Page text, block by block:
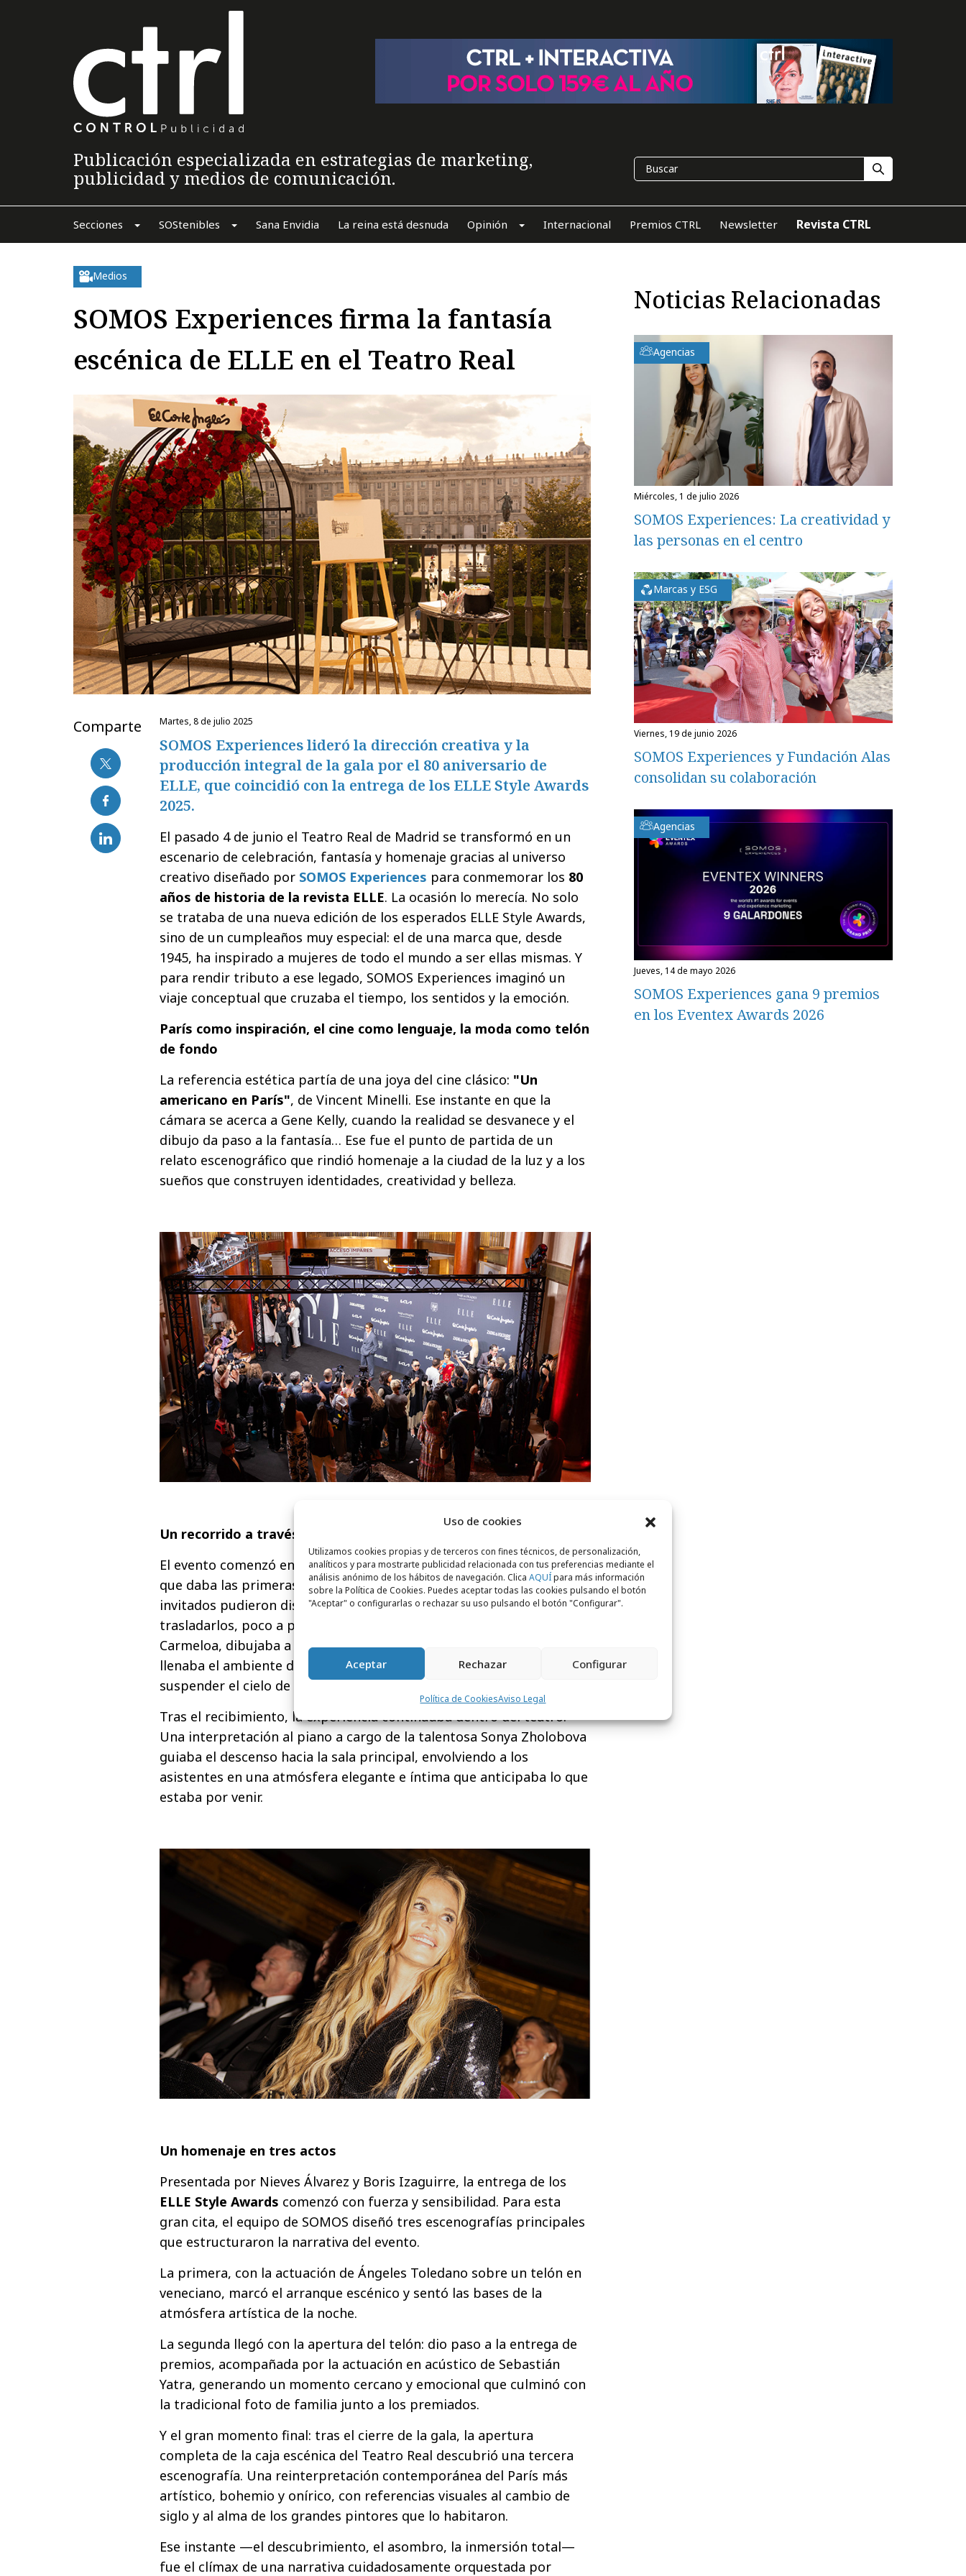
Uso de cookies
Utilizamos cookies propias y de terceros con fines técnicos, de personalización,
analíticos y para mostrarte publicidad relacionada con tus preferencias mediante el
análisis anónimo de los hábitos de navegación. Clica AQUÍpara más información
sobre la Política de Cookies. Puedes aceptar todas las cookies pulsando el botón
"Aceptar" o configurarlas o rechazar su uso pulsando el botón "Configurar".
Aceptar Rechazar Configurar
Política de CookiesAviso Legal
Publicación especializada en estrategias de marketing,
publicidad y medios de comunicación.
Secciones SOStenibles Sana Envidia La reina está desnuda Opinión Internacional Premios CTRL Newsletter Revista CTRL
Medios
SOMOS Experiences firma la fantasía
escénica de ELLE en el Teatro Real
Comparte martes, 8 de julio 2025
SOMOS Experiences lideró la dirección creativa y la
producción integral de la gala por el 80 aniversario de
ELLE, que coincidió con la entrega de los ELLE Style Awards
2025.
El pasado 4 de junio el Teatro Real de Madrid se transformó en un
escenario de celebración, fantasía y homenaje gracias al universo
creativo diseñado por SOMOS Experiences para conmemorar los 80
años de historia de la revista ELLE. La ocasión lo merecía. No solo
se trataba de una nueva edición de los esperados ELLE Style Awards,
sino de un cumpleaños muy especial: el de una marca que, desde
1945, ha inspirado a mujeres de todo el mundo a ser ellas mismas. Y
para rendir tributo a ese legado, SOMOS Experiences imaginó un
viaje conceptual que cruzaba el tiempo, los sentidos y la emoción.
París como inspiración, el cine como lenguaje, la moda como telón
de fondo
La referencia estética partía de una joya del cine clásico: "Un
americano en París", de Vincent Minelli. Ese instante en que la
cámara se acerca a Gene Kelly, cuando la realidad se desvanece y el
dibujo da paso a la fantasía… Ese fue el punto de partida de un
relato escenográfico que rindió homenaje a la ciudad de la luz y a los
sueños que construyen identidades, creatividad y belleza.
Un recorrido a través de la experiencia
El evento comenzó en la terraza del Teatro Real con unwelcome drink
que daba las primeras pistas del concepto. Allí, los más de 300
invitados pudieron disfrutar de diversas activaciones diseñadas para
trasladarlos, poco a poco, a ese París imaginado: la fashion ilustrator
Carmeloa, dibujaba a los asistentes en directo; la
llenaba el ambiente de energía y un "insta moment" con alas parecía
suspender el cielo de Madrid sobre sus hombros.
Tras el recibimiento, la experiencia continuaba dentro del teatro.
Una interpretación al piano a cargo de la talentosa Sonya Zholobova
guiaba el descenso hacia la sala principal, envolviendo a los
asistentes en una atmósfera elegante e íntima que anticipaba lo que
estaba por venir.
Un homenaje en tres actos
Presentada por Nieves Álvarez y Boris Izaguirre, la entrega de los
ELLE Style Awards comenzó con fuerza y sensibilidad. Para esta
gran cita, el equipo de SOMOS diseñó tres escenografías principales
que estructuraron la narrativa del evento.
La primera, con la actuación de Ángeles Toledano sobre un telón en
veneciano, marcó el arranque escénico y sentó las bases de la
atmósfera artística de la noche.
La segunda llegó con la apertura del telón: dio paso a la entrega de
premios, acompañada por la actuación en acústico de Sebastián
Yatra, generando un momento cercano y emocional que culminó con
la tradicional foto de familia junto a los premiados.
Y el gran momento final: tras el cierre de la gala, la apertura
completa de la caja escénica del Teatro Real descubrió una tercera
escenografía. Una reinterpretación contemporánea del París más
artístico, bohemio y onírico, con referencias visuales al cambio de
siglo y al alma de los grandes pintores que lo habitaron.
Ese instante —el descubrimiento, el asombro, la inmersión total—
fue el clímax de una narrativa cuidadosamente orquestada por
Noticias Relacionadas
Agencias
miércoles, 1 de julio 2026
SOMOS Experiences: La creatividad y
las personas en el centro
Marcas y ESG
viernes, 19 de junio 2026
SOMOS Experiences y Fundación Alas
consolidan su colaboración
Agencias
jueves, 14 de mayo 2026
SOMOS Experiences gana 9 premios
en los Eventex Awards 2026